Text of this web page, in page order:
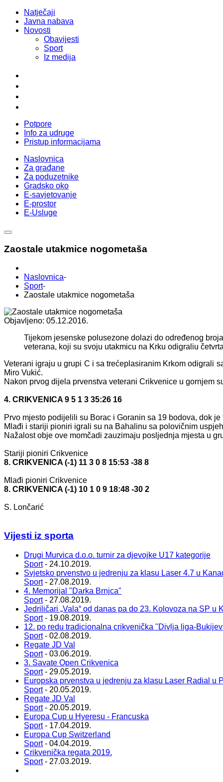
Natječaji
Javna nabava
Novosti
Obavijesti
Sport
Iz medija
Potpore
Info za udruge
Pristup informacijama
Naslovnica
Za građane
Za poduzetnike
Gradsko oko
E-savjetovanje
E-prostor
E-Usluge
Zaostale utakmice nogometaša
Naslovnica-
Sport-
Zaostale utakmice nogometaša
Objavljeno: 05.12.2016.
Tijekom jesenske polusezone dolazi do određenog
veterana, koji su svoju utakmicu na Krku odigraliu
Veterani igraju u grupi C i sa trećeplasiranim Krkom odigrali
Miro Vukić.
Nakon prvog dijela prvenstva veterani Crikvenice u gornjem
4. CRIKVENICA 9 5 1 3 35:26 16
Prvo mjesto podijelili su Borac i Goranin sa 19 bodova, dok
Mlađi i stariji pioniri igrali su na Bahalinu sa polovičnim
Nažalost obje ove momčadi zauzimaju posljednja mjesta u
Stariji pioniri Crikvenice
8. CRIKVENICA (-1) 11 3 0 8 15:53 -38 8
Mlađi pioniri Crikvenice
8. CRIKVENICA (-1) 10 1 0 9 18:48 -30 2
S. Lončarić
Vijesti iz sporta
Drugi Murvica d.o.o. turnir za djevojke U17 kategorije
Sport- 24.10.2019.
Svjetsko prvenstvo u jedrenju za klasu Laser 4.7 u
Sport- 27.08.2019.
4. Memorijal "Darka Brnjca"
Sport- 27.08.2019.
Jedriličari „Vala“ od danas pa do 23. Kolovoza na SP u
Sport- 19.08.2019.
12. po redu tradicionalna crikvenička "Divlja liga-
Sport- 02.08.2019.
Regate JD Val
Sport- 03.06.2019.
3. Savate Open Crikvenica
Sport- 29.05.2019.
Europska prvenstva u jedrenju za klasu Laser Radial u
Sport- 20.05.2019.
Regate JD Val
Sport- 20.05.2019.
Europa Cup u Hyeresu - Francuska
Sport- 17.04.2019.
Europa Cup Switzerland
Sport- 04.04.2019.
Crikvenička regata 2019.
Sport- 27.03.2019.